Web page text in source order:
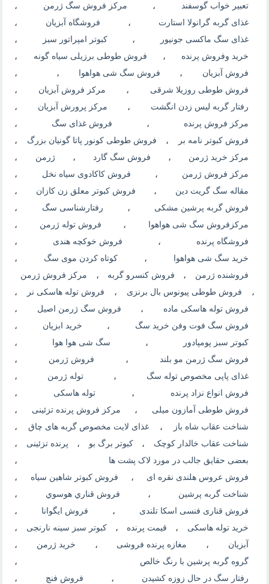
تعبیر خواب گوسفند ، مرکز فروش سگ ژرمن ،
غذای گربه گرانولا استارت ، فروشگاه آبزیان ،
غذای سگ ماکسی جونیور ، کبوتر امپراتور سبز ،
خرید وفروش پرنده ، فروش طوطی برزیلی سیاه گونه ،
فروش آبزیان ، فروش سگ شی هواهوا ، ،
فروش طوطی روزیلا شرقی ، مرکز فروش آبزیان ،
رفتار گربه لیس زدن انگشت ، مرکز پرورش آبزیان ،
مرکز فروش پرنده ، فروش غذای سگ ،
فروش کبوتر نامه بر ، فروش طوطی کونور پاتا گونیان بزرگ ،
مرکز خرید ژرمن ، فروش سگ گارد ، ژرمن ،
مرکز فروش ژرمن ، فروش کاکادوی سیاه نخل ،
مقاله سگ گریت دین ، فروش کبوتر معلق زن کازان ،
فروش گربه پرشین مشکی ، رفتارشناسی سگ ،
مرکزفروش سگ شی هواهوا ، فروش توله ژرمن ،
فروشگاه پرنده ، فروش خوکچه هندی ،
خرید سگ شی هواهوا ، کوتاه کردن موی سگ ،
فروشنده ژرمن ، فروش کنسرو گربه ، مرکز فروش ژرمن
، فروش طوطی پیونوس بال برنزی ، فروش توله هاسکی نر ،
فروش توله هاسکی ماده ، فروش سگ ژرمن اصیل ،
فروش سگ فوت وفن خرید سگ ، خرید ابزیان ،
کبوتر سبز پومپادور ، سگ شی هوا هوا ،
فروش سگ ژرمن مو بلند ، فروش ژرمن ،
غذای پاپی مخصوص توله سگ ، توله ژرمن ،
فروش انواع نزاد پرنده ، توله هاسکی ،
فروش طوطی آمازون میلی ، مرکز فروش پرنده تزئینی ،
شناخت عقاب شاه باز ، غذای لایت مخصوص گربه های چاق ،
شناخت عقاب خالدار کوچک ، کبوتر برگ بو ، پرنده تزئینی ،
بعضی حقایق جالب در مورد لاک پشت ها ،
فروش عروس هلندی نقره ای ، فروش کبوتر شاهین سیاه ،
شناخت گربه پرشین ، فروش قناري هوسوي ،
فروش قناری فنسی اسکا تلندی ، فروش ایگوانا ،
خرید توله هاسکی ، قیمت پرنده ، کبوتر سبز سینه نارنجی ،
آبزیان ، مغازه پرنده فروشی ، خرید ژرمن ،
گروه گربه پرشین با رنگ خالص ،
رفتار سگ در حال زوزه کشیدن ، فروش فنچ ،